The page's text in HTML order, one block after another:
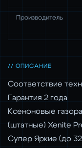
Производитель
// ОПИСАНИЕ
Соответствие
Гарантия 2 года
Ксеноновые
(штатные) Xenite
Супер Яркие (до